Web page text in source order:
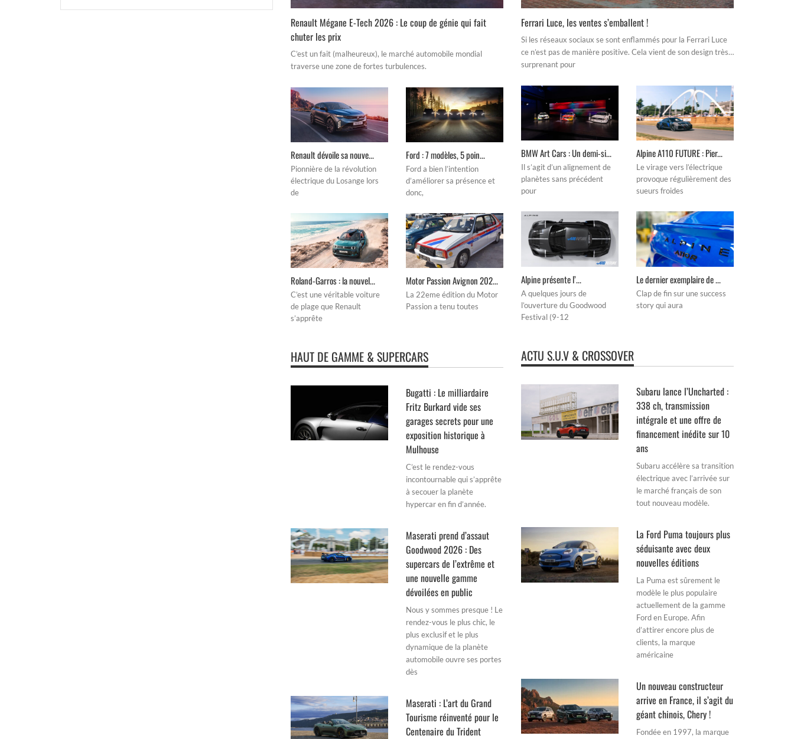
Renault Mégane E-Tech 2026 : Le coup de génie qui fait
chuter les prix
C’est un fait (malheureux), le marché automobile mondial
traverse une zone de fortes turbulences.
Renault dévoile sa nouve...
Pionnière de la révolution
électrique du Losange lors
de
Ford : 7 modèles, 5 poin...
Ford a bien l’intention
d’améliorer sa présence et
donc,
Roland-Garros : la nouvel...
C’est une véritable voiture
de plage que Renault
s’apprête
Motor Passion Avignon 202...
La 22eme édition du Motor
Passion a tenu toutes
HAUT DE GAMME & SUPERCARS
Bugatti : Le milliardaire
Fritz Burkard vide ses
garages secrets pour une
exposition historique à
Mulhouse
C’est le rendez-vous
incontournable qui s’apprête
à secouer la planète
hypercar en fin d’année.
Maserati prend d’assaut
Goodwood 2026 : Des
supercars de l’extrême et
une nouvelle gamme
dévoilées en public
Nous y sommes presque ! Le
rendez-vous le plus chic, le
plus exclusif et le plus
dynamique de la planète
automobile ouvre ses portes
dès
Maserati : L’art du Grand
Tourisme réinventé pour le
Centenaire du Trident
Ferrari Luce, les ventes s’emballent !
Si les réseaux sociaux se sont enflammés pour la Ferrari Luce
ce n’est pas de manière positive. Cela vient de son design très…
surprenant pour
BMW Art Cars : Un demi-si...
Il s’agit d’un alignement de
planètes sans précédent
pour
Alpine A110 FUTURE : Pier...
Le virage vers l’électrique
provoque régulièrement des
sueurs froides
Alpine présente l’...
A quelques jours de
l’ouverture du Goodwood
Festival (9-12
Le dernier exemplaire de ...
Clap de fin sur une success
story qui aura
ACTU S.U.V & CROSSOVER
Subaru lance l’Uncharted :
338 ch, transmission
intégrale et une offre de
financement inédite sur 10
ans
Subaru accélère sa transition
électrique avec l’arrivée sur
le marché français de son
tout nouveau modèle.
La Ford Puma toujours plus
séduisante avec deux
nouvelles éditions
La Puma est sûrement le
modèle le plus populaire
actuellement de la gamme
Ford en Europe. Afin
d’attirer encore plus de
clients, la marque
américaine
Un nouveau constructeur
arrive en France, il s’agit du
géant chinois, Chery !
Fondée en 1997, la marque